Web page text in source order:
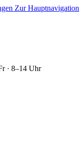
Zur Hauptnavigation
· 8–14 Uhr